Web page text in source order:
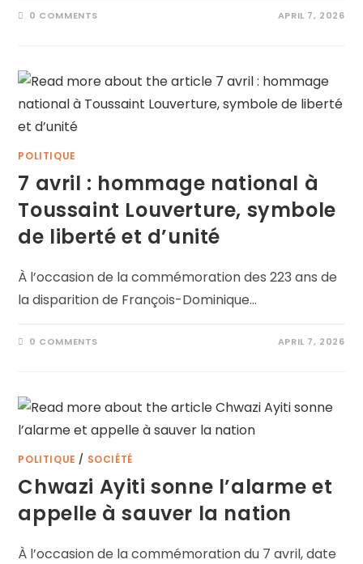
0 COMMENTS APRIL 7, 2026
POLITIQUE
7 avril : hommage national à
Toussaint Louverture, symbole
de liberté et d’unité
À l’occasion de la commémoration des 223 ans de
la disparition de François-Dominique…
0 COMMENTS APRIL 7, 2026
POLITIQUE / SOCIÉTÉ
Chwazi Ayiti sonne l’alarme et
appelle à sauver la nation
À l’occasion de la commémoration du 7 avril, date